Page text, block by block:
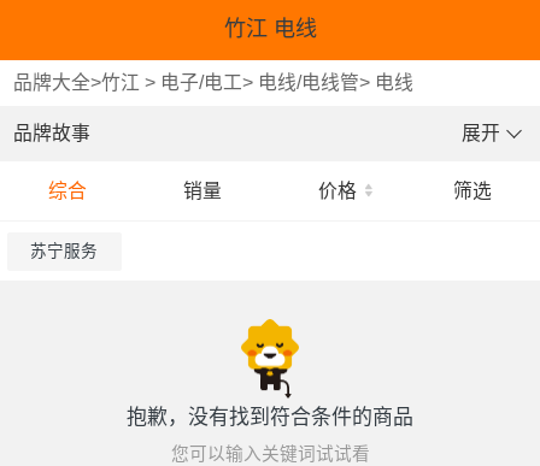
竹江 电线
品牌大全>竹江 > 电子/电工> 电线/电线管> 电线
品牌故事 展开
综合 销量 价格 筛选
苏宁服务
抱歉，没有找到符合条件的商品
您可以输入关键词试试看